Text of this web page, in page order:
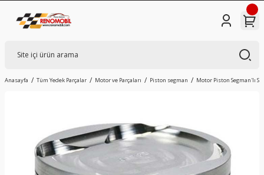
Anasayfa Tüm Yedek Parçalar Motor ve Parçaları Piston segman Motor Piston Segman'lı